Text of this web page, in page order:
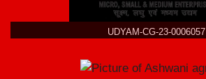
UDYAM-CG-23-0006057